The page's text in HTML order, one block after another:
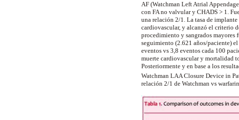
AF (Watchman Left Atrial
con FA no valvular y CHADS > 1.
una relación 2/1. La tasa de
cardiovascular, y alcanzó el criterio
procedimiento y sangrados mayores
seguimiento (2.621 años/paciente)
eventos vs 3,8 eventos cada 100
muerte cardiovascular y mortalidad
Posteriormente y en base a los
Watchman LAA Closure Device in
relación 2/1 de Watchman vs